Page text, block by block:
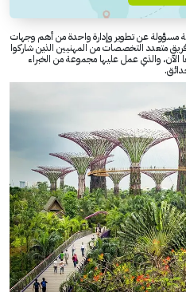
مسؤولة عن تطوير وإدارة واحدة من أهم وجهات
متعدد التخصصات من المهنيين الذين شاركوا
الآن، والذي عمل عليها مجموعة من الخبراء